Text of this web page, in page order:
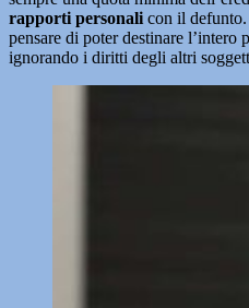
rapporti personali con il defunto.
pensare di poter destinare l’intero
ignorando i diritti degli altri